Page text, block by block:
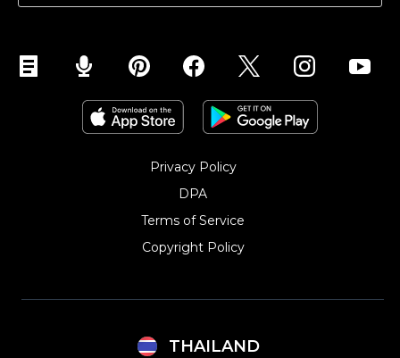
Privacy Policy
DPA
Terms of Service
Copyright Policy‎
THAILAND